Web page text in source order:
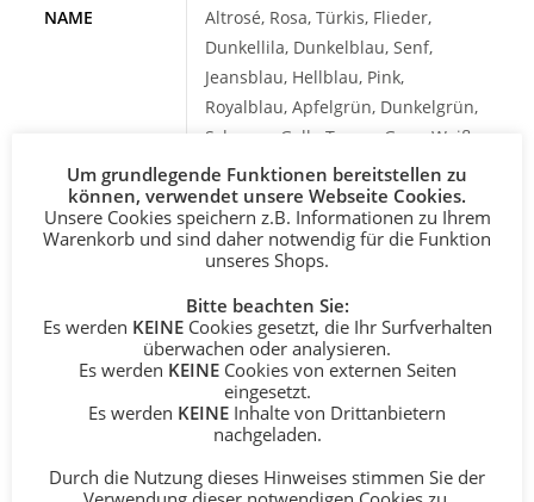
NAME
Altrosé, Rosa, Türkis, Flieder,
Dunkellila, Dunkelblau, Senf,
Jeansblau, Hellblau, Pink,
Royalblau, Apfelgrün, Dunkelgrün,
Schwarz, Gelb, Taupe, Grau, Weiß-
schwarz, Weiß-grau
NAME
EINFARBIG
einfarbig – Buchstaben in einem
Farbton, zweifarbig – 1 Buchstabe
in passender Kontrastfarbe
MOTIV 1
Kein Motiv, Herz, Stern, Blume,
Kleeblatt, Wolke, Mond, Krone, Pilz,
Fußballschuh, Fußball, Katze,
Schildkröte, Kuh, Schmetterling,
Eule, Reh, Hund, Schnecke,
Um grundlegende Funktionen bereitstellen zu
können, verwendet unsere Webseite Cookies.
Unsere Cookies speichern z.B. Informationen zu Ihrem
Warenkorb und sind daher notwendig für die Funktion
unseres Shops.
Bitte beachten Sie:
Es werden KEINECookies gesetzt, die Ihr Surfverhalten
überwachen oder analysieren.
Es werden KEINECookies von externen Seiten
eingesetzt.
Es werden KEINE Inhalte von Drittanbietern
nachgeladen.
Durch die Nutzung dieses Hinweises stimmen Sie der